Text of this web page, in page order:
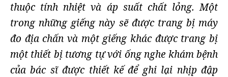
thuộc tính nhiệt và áp suất chất lỏng. Một
trong những giếng này sẽ được trang bị máy
đo địa chấn và một giếng khác được trang bị
một thiết bị tương tự với ống nghe khám bệnh
của bác sĩ được thiết kế để ghi lại nhịp đập